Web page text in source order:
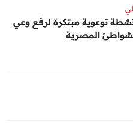
توعوية مبتكرة لرفع وعي
المصرية